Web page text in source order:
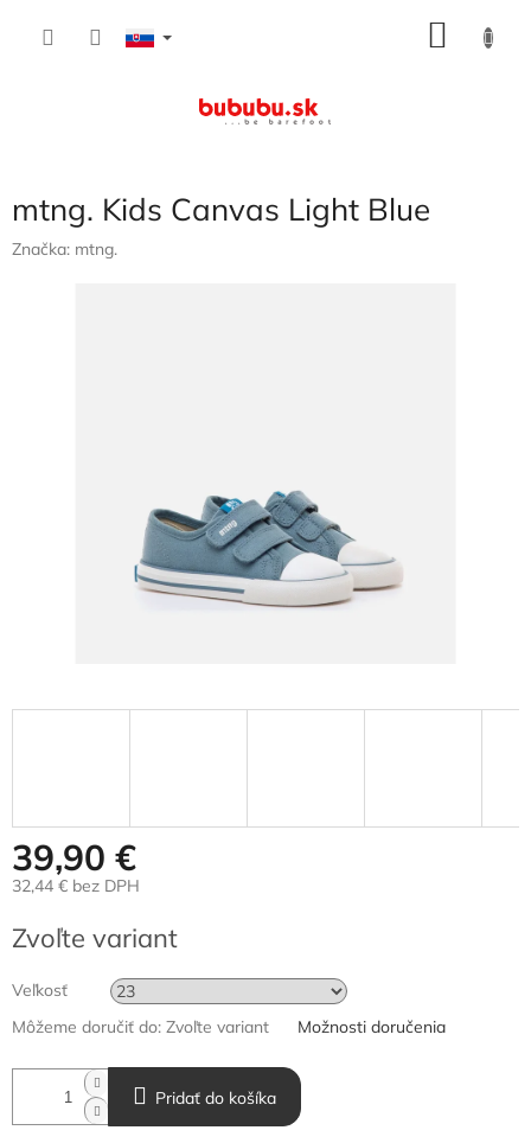
mtng. Kids Canvas Light Blue
Značka: mtng.
39,90 €
32,44 € bez DPH
cena:
Zvoľte variant
Veľkosť
Môžeme doručiť do: Zvoľte variant Možnosti doručenia
Pridať do košíka